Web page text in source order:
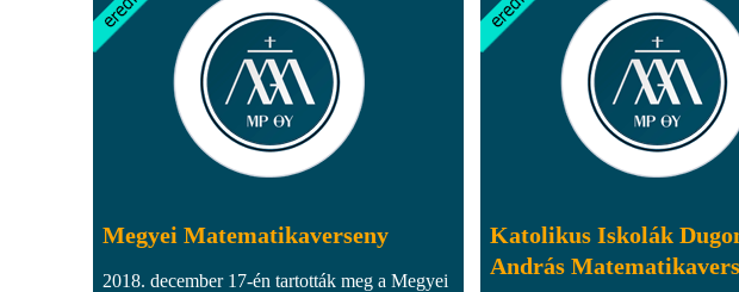
Megyei Matematikaverseny
2018. december 17-én tartották meg a Megyei
Katolikus Iskolák
András